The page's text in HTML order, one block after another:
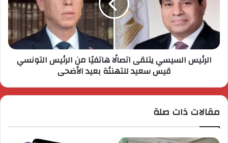
الرئيس السيسي يتلقى اتصالًا هاتفيًا من الرئيس التونسي
قيس سعيد للتهنئة بعيد الأضحى
مقالات ذات صلة